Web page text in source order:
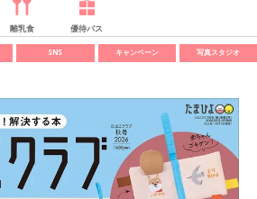
離乳食 優待パス
SNS キャンペーン 写真スタジオ